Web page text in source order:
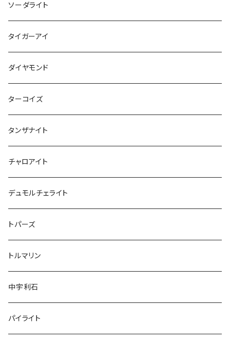
ソーダライト
タイガーアイ
ダイヤモンド
ターコイズ
タンザナイト
チャロアイト
デュモルチェライト
トパーズ
トルマリン
中宇利石
パイライト